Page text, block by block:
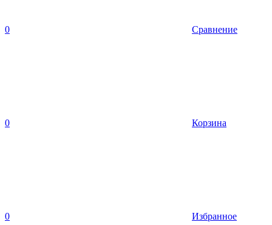
0 Сравнение
0 Корзина
0 Избранное